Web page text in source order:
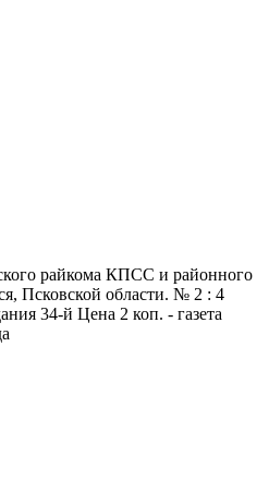
райкома КПСС и районного
Псковской области. № 2 : 4
34-й Цена 2 коп. - газета